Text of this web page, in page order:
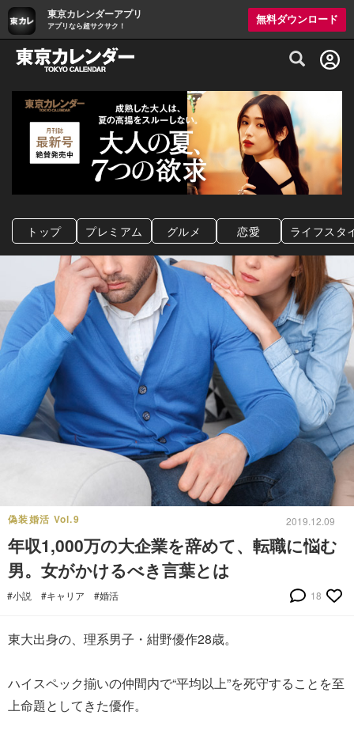
東京カレンダーアプリ
アプリなら超サクサク！
無料ダウンロード
グルメ情報・プレミアムレストラン予約
トップ プレミアム グルメ 恋愛 ライフスタ
偽装婚活 Vol.9 2019.12.09
年収1,000万の大企業を辞めて、転職に悩む
男。女がかけるべき言葉とは
#小説 #キャリア #婚活 18
東大出身の、理系男子・紺野優作28歳。
ハイスペック揃いの仲間内で“平均以上”を死守することを至
上命題としてきた優作。